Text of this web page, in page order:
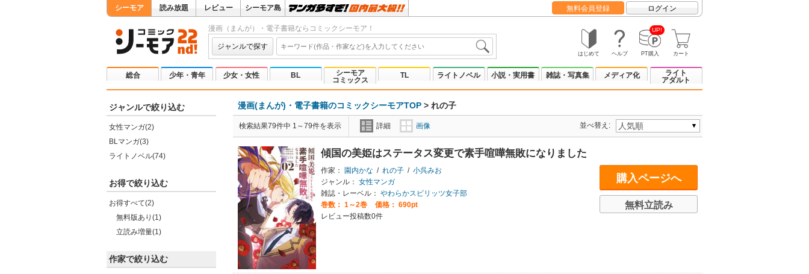
シーモア 読み放題 レビュー シーモア島 無料会員登録 ログイン
漫画（まんが）・電子書籍ならコミックシーモア！
ジャンルで探す
はじめて ヘルプ
UP!
PT購入 カート
総合 少年・青年 少女・女性 BL
シーモア
コミックス
TL ライトノベル 小説・実用書 雑誌・写真集 メディア化
ライト
アダルト
ジャンルで絞り込む
女性マンガ(2)
BLマンガ(3)
ライトノベル(74)
お得で絞り込む
お得すべて(2)
無料版あり(1)
立読み増量(1)
作家で絞り込む
漫画(まんが)・電子書籍のコミックシーモアTOP > れの子
検索結果79件中 1～79件を表示 詳細 画像 並べ替え:
傾国の美姫はステータス変更で素手喧嘩無敗になりました
作家： 園内かな / れの子 / 小呉みお
ジャンル： 女性マンガ
雑誌・レーベル： やわらかスピリッツ女子部
巻数： 1～2巻
価格： 690pt
レビュー投稿数0件
購入ページへ
無料立読み